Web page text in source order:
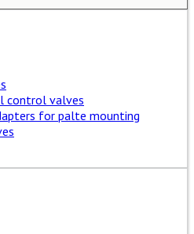
control valves
for palte mounting